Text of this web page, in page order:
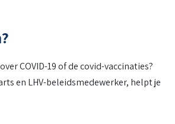
COVID-19 of de covid-vaccinaties?
en LHV-beleidsmedewerker, helpt je